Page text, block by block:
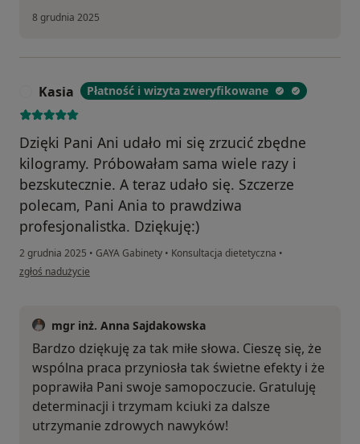
8 grudnia 2025
Kasia Płatność i wizyta zweryfikowane
Dzięki Pani Ani udało mi się zrzucić zbędne
kilogramy. Próbowałam sama wiele razy i
bezskutecznie. A teraz udało się. Szczerze
polecam, Pani Ania to prawdziwa
profesjonalistka. Dziękuję:)
2 grudnia 2025 • GAYA Gabinety • Konsultacja dietetyczna •
w opinii użytkownika Kasia
zgłoś nadużycie
mgr inż. Anna Sajdakowska
Bardzo dziękuję za tak miłe słowa. Cieszę się, że
wspólna praca przyniosła tak świetne efekty i że
poprawiła Pani swoje samopoczucie. Gratuluję
determinacji i trzymam kciuki za dalsze
utrzymanie zdrowych nawyków!